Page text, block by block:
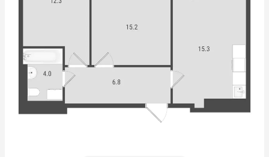
Способы покупки
Новости
О компании